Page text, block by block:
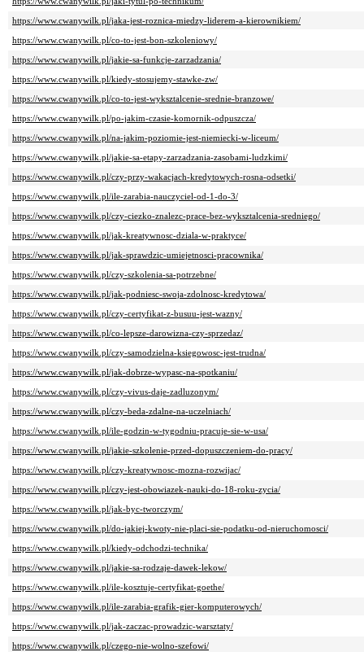
https://www.cwanywilk.pl/jaka-jest-roznica-miedzy-liderem-a-kierownikiem/
https://www.cwanywilk.pl/co-to-jest-bon-szkoleniowy/
https://www.cwanywilk.pl/jakie-sa-funkcje-zarzadzania/
https://www.cwanywilk.pl/kiedy-stosujemy-stawke-zw/
https://www.cwanywilk.pl/co-to-jest-wyksztalcenie-srednie-branzowe/
https://www.cwanywilk.pl/po-jakim-czasie-komornik-odpuszcza/
https://www.cwanywilk.pl/na-jakim-poziomie-jest-niemiecki-w-liceum/
https://www.cwanywilk.pl/jakie-sa-etapy-zarzadzania-zasobami-ludzkimi/
https://www.cwanywilk.pl/czy-przy-wakacjach-kredytowych-rosna-odsetki/
https://www.cwanywilk.pl/ile-zarabia-nauczyciel-od-1-do-3/
https://www.cwanywilk.pl/czy-ciezko-znalezc-prace-bez-wyksztalcenia-sredniego/
https://www.cwanywilk.pl/jak-kreatywnosc-dziala-w-praktyce/
https://www.cwanywilk.pl/jak-sprawdzic-umiejetnosci-pracownika/
https://www.cwanywilk.pl/czy-szkolenia-sa-potrzebne/
https://www.cwanywilk.pl/jak-podniesc-swoja-zdolnosc-kredytowa/
https://www.cwanywilk.pl/czy-certyfikat-z-busuu-jest-wazny/
https://www.cwanywilk.pl/co-lepsze-darowizna-czy-sprzedaz/
https://www.cwanywilk.pl/czy-samodzielna-ksiegowosc-jest-trudna/
https://www.cwanywilk.pl/jak-dobrze-wypasc-na-spotkaniu/
https://www.cwanywilk.pl/czy-vivus-daje-zadluzonym/
https://www.cwanywilk.pl/czy-beda-zdalne-na-uczelniach/
https://www.cwanywilk.pl/ile-godzin-w-tygodniu-pracuje-sie-w-usa/
https://www.cwanywilk.pl/jakie-szkolenie-przed-dopuszczeniem-do-pracy/
https://www.cwanywilk.pl/czy-kreatywnosc-mozna-rozwijac/
https://www.cwanywilk.pl/czy-jest-obowiazek-nauki-do-18-roku-zycia/
https://www.cwanywilk.pl/jak-byc-tworczym/
https://www.cwanywilk.pl/do-jakiej-kwoty-nie-placi-sie-podatku-od-nieruchomosci/
https://www.cwanywilk.pl/kiedy-odchodzi-technika/
https://www.cwanywilk.pl/jakie-sa-rodzaje-dawek-lekow/
https://www.cwanywilk.pl/ile-kosztuje-certyfikat-goethe/
https://www.cwanywilk.pl/ile-zarabia-grafik-gier-komputerowych/
https://www.cwanywilk.pl/jak-zaczac-prowadzic-warsztaty/
https://www.cwanywilk.pl/czego-nie-wolno-szefowi/